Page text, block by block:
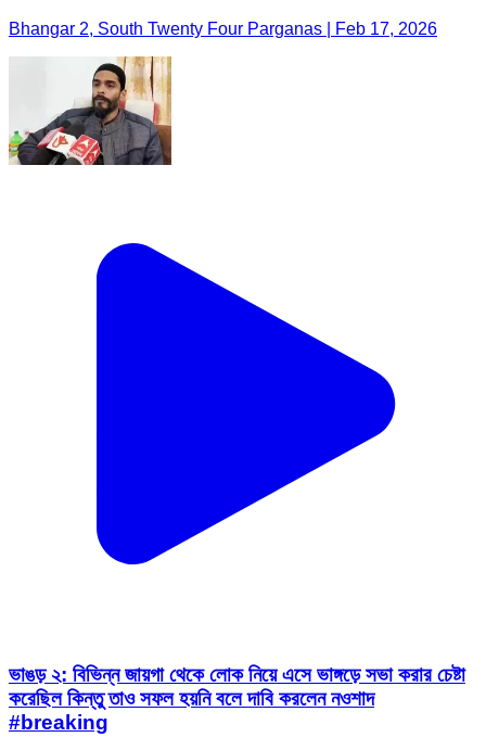
Bhangar 2, South Twenty Four Parganas | Feb 17, 2026
ভাঙড় ২: বিভিন্ন জায়গা থেকে লোক নিয়ে এসে ভাঙ্গড়ে সভা করার চেষ্টা
করেছিল কিন্তু তাও সফল হয়নি বলে দাবি করলেন নওশাদ
#breaking